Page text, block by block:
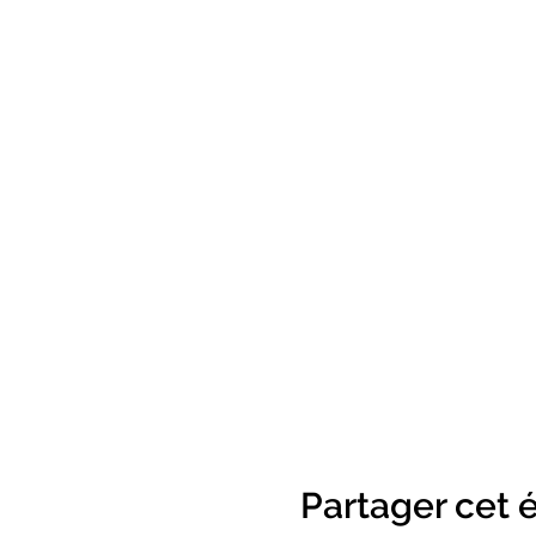
Partager cet